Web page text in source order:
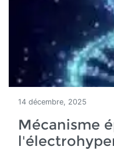
14 décembre, 2025
Mécanisme